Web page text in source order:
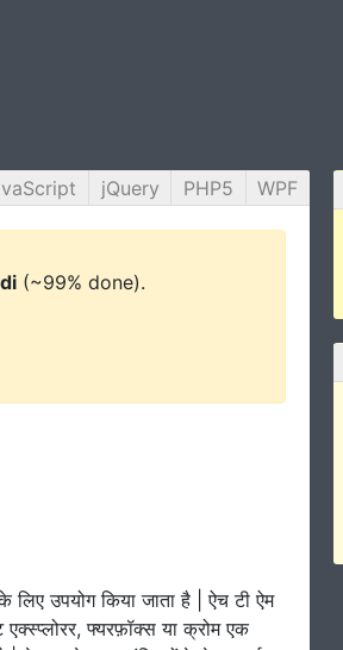
jQuery PHP5 WPF
(~99% done).
उपयोग किया जाता है | ऐच टी ऐम
फ्यरफ़ॉक्स या क्रोम एक